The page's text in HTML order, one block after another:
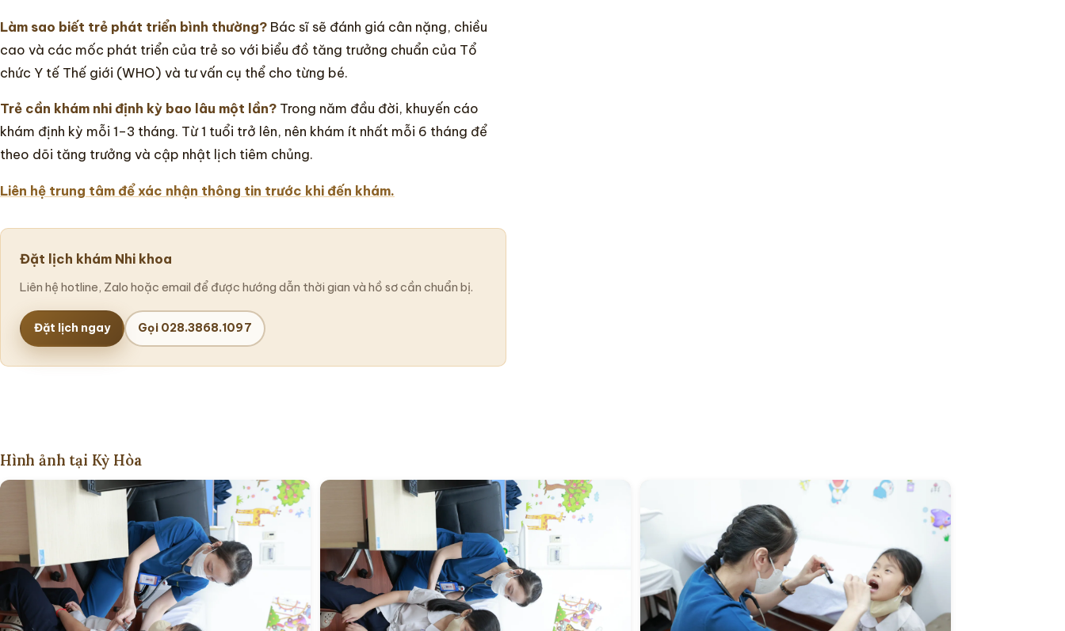
Làm sao biết trẻ phát triển bình thường? Bác sĩ sẽ đánh giá cân nặng, chiều
cao và các mốc phát triển của trẻ so với biểu đồ tăng trưởng chuẩn của Tổ
chức Y tế Thế giới (WHO) và tư vấn cụ thể cho từng bé.
Trẻ cần khám nhi định kỳ bao lâu một lần? Trong năm đầu đời, khuyến cáo
khám định kỳ mỗi 1–3 tháng. Từ 1 tuổi trở lên, nên khám ít nhất mỗi 6 tháng để
theo dõi tăng trưởng và cập nhật lịch tiêm chủng.
Liên hệ trung tâm để xác nhận thông tin trước khi đến khám.
Đặt lịch khám Nhi khoa
Liên hệ hotline, Zalo hoặc email để được hướng dẫn thời gian và hồ sơ cần chuẩn bị.
Đặt lịch ngay Gọi 028.3868.1097
Hình ảnh tại Kỳ Hòa